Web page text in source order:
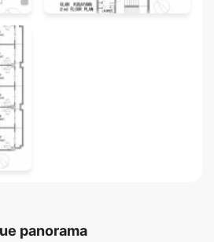
panorama